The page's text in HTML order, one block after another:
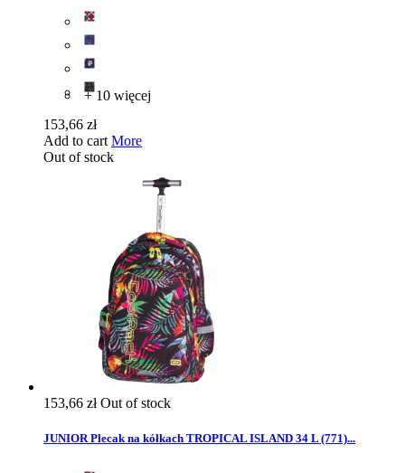
+ 10 więcej
153,66 zł
Add to cart More
Out of stock
153,66 złOut of stock
JUNIOR Plecak na kółkach TROPICAL ISLAND 34 L (771)...